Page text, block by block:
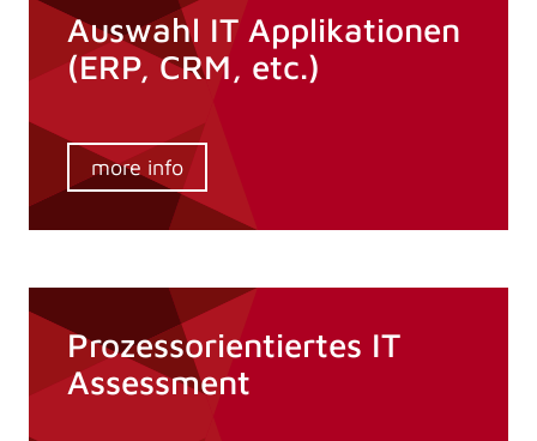
Auswahl IT Applikationen
(ERP, CRM, etc.)
more info
Prozessorientiertes IT
Assessment